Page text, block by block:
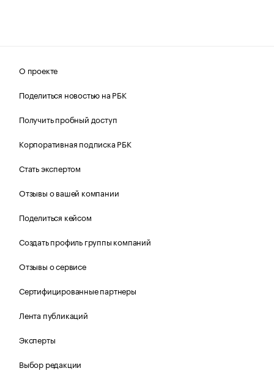
О проекте
Поделиться новостью на РБК
Получить пробный доступ
Корпоративная подписка РБК
Стать экспертом
Отзывы о вашей компании
Поделиться кейсом
Создать профиль группы компаний
Отзывы о сервисе
Сертифицированные партнеры
Лента публикаций
Эксперты
Выбор редакции